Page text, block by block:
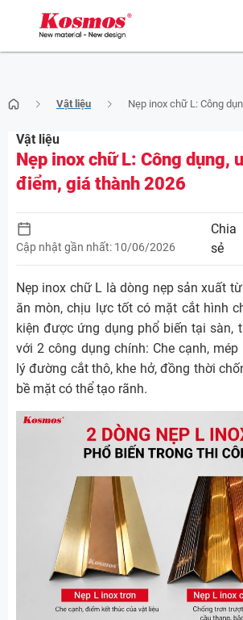
to
content
Vật liệu Nẹp inox chữ L: Công
Vật liệu
Nẹp inox chữ L: Công dụng,
điểm, giá thành 2026
Cập nhật gần nhất: 10/06/2026
Chia
sẻ
Nẹp inox chữ L là dòng nẹp sản xuất
ăn mòn, chịu lực tốt có mặt cắt hình
kiện được ứng dụng phổ biến tại sàn,
với 2 công dụng chính: Che cạnh,
lý đường cắt thô, khe hở, đồng thời
bề mặt có thể tạo rãnh.